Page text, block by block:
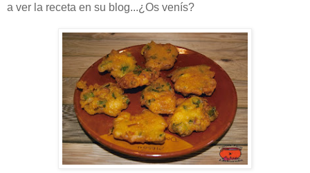
a ver la receta en su blog...¿Os venís?